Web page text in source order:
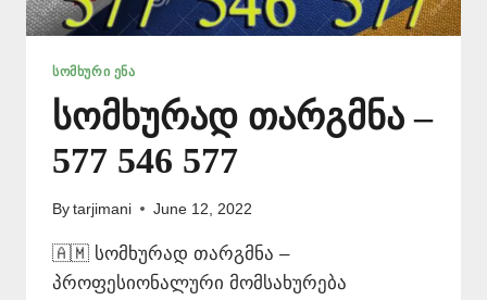
ᲡᲝᲛᲮᲣᲠᲘ ᲔᲜᲐ
სომხურად თარგმნა –
577 546 577
By tarjimani June 12, 2022
🇦🇲 სომხურად თარგმნა –
პროფესიონალური მომსახურება